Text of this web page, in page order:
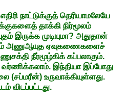
நாட்டுக்குத் தெரியாமலேயே
தாக்கி நிர்மூலம்
இருக்க முடியுமா? அதுதான்
அணுஆயுத ஏவுகணைகளைச்
நீர்மூழ்கிக் கப்பலாகும்.
வர்ணிக்கலாம். இந்தியா இப்போது
(சப்மரீன்) உருவாக்கியுள்ளது.
விடப்பட்டது.